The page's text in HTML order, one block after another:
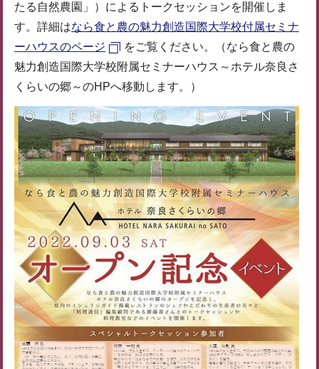
たる自然農園」）によるトークセッションを開催しま
す。詳細はなら食と農の魅力創造国際大学校付属セミナ
ーハウスのページ
をご覧ください。（なら食と農の
魅力創造国際大学校附属セミナーハウス～ホテル奈良さ
くらいの郷～のHPへ移動します。）